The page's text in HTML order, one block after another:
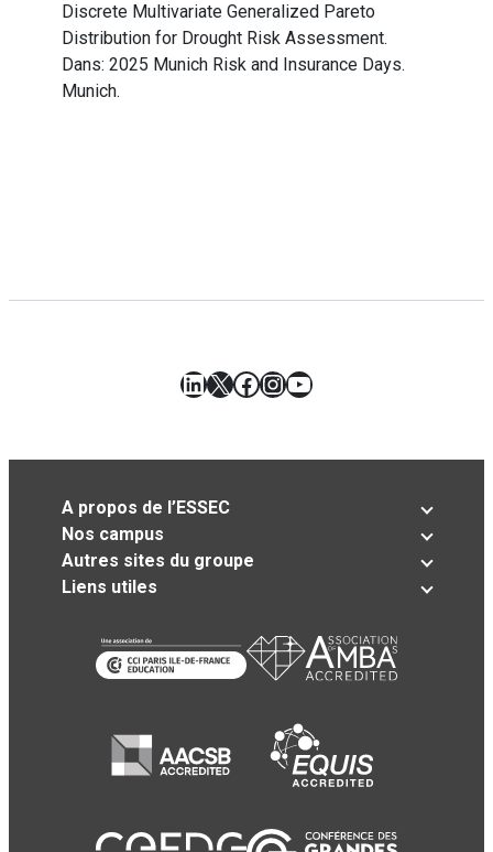
Discrete Multivariate Generalized Pareto
Distribution for Drought Risk Assessment.
Dans: 2025 Munich Risk and Insurance Days.
Munich.
LinkedIn
X Facebook
Instagram
YouTube
A propos de l’ESSEC
Nos campus
Autres sites du groupe
Liens utiles